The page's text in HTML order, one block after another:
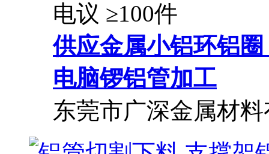
电议 ≥100件
供应金属小铝环铝
电脑锣铝管加工
东莞市广深金属材